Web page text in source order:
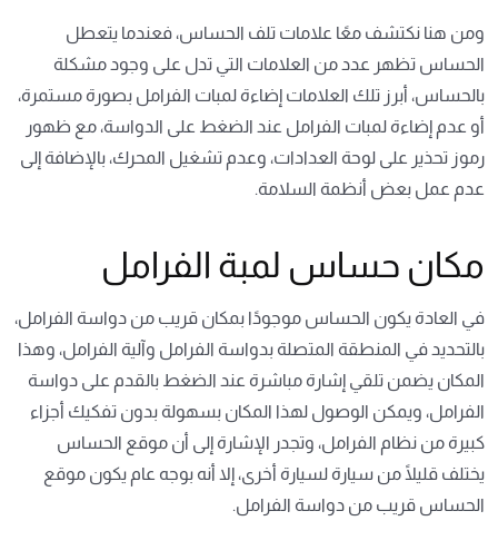
ومن هنا نكتشف معًا علامات تلف الحساس، فعندما يتعطل
الحساس تظهر عدد من العلامات التي تدل على وجود مشكلة
بالحساس، أبرز تلك العلامات إضاءة لمبات الفرامل بصورة مستمرة،
أو عدم إضاءة لمبات الفرامل عند الضغط على الدواسة، مع ظهور
رموز تحذير على لوحة العدادات، وعدم تشغيل المحرك، بالإضافة إلى
عدم عمل بعض أنظمة السلامة.
مكان حساس لمبة الفرامل
في العادة يكون الحساس موجودًا بمكان قريب من دواسة الفرامل،
بالتحديد في المنطقة المتصلة بدواسة الفرامل وآلية الفرامل، وهذا
المكان يضمن تلقي إشارة مباشرة عند الضغط بالقدم على دواسة
الفرامل، ويمكن الوصول لهذا المكان بسهولة بدون تفكيك أجزاء
كبيرة من نظام الفرامل، وتجدر الإشارة إلى أن موقع الحساس
يختلف قليلًا من سيارة لسيارة أخرى، إلا أنه بوجه عام يكون موقع
الحساس قريب من دواسة الفرامل.